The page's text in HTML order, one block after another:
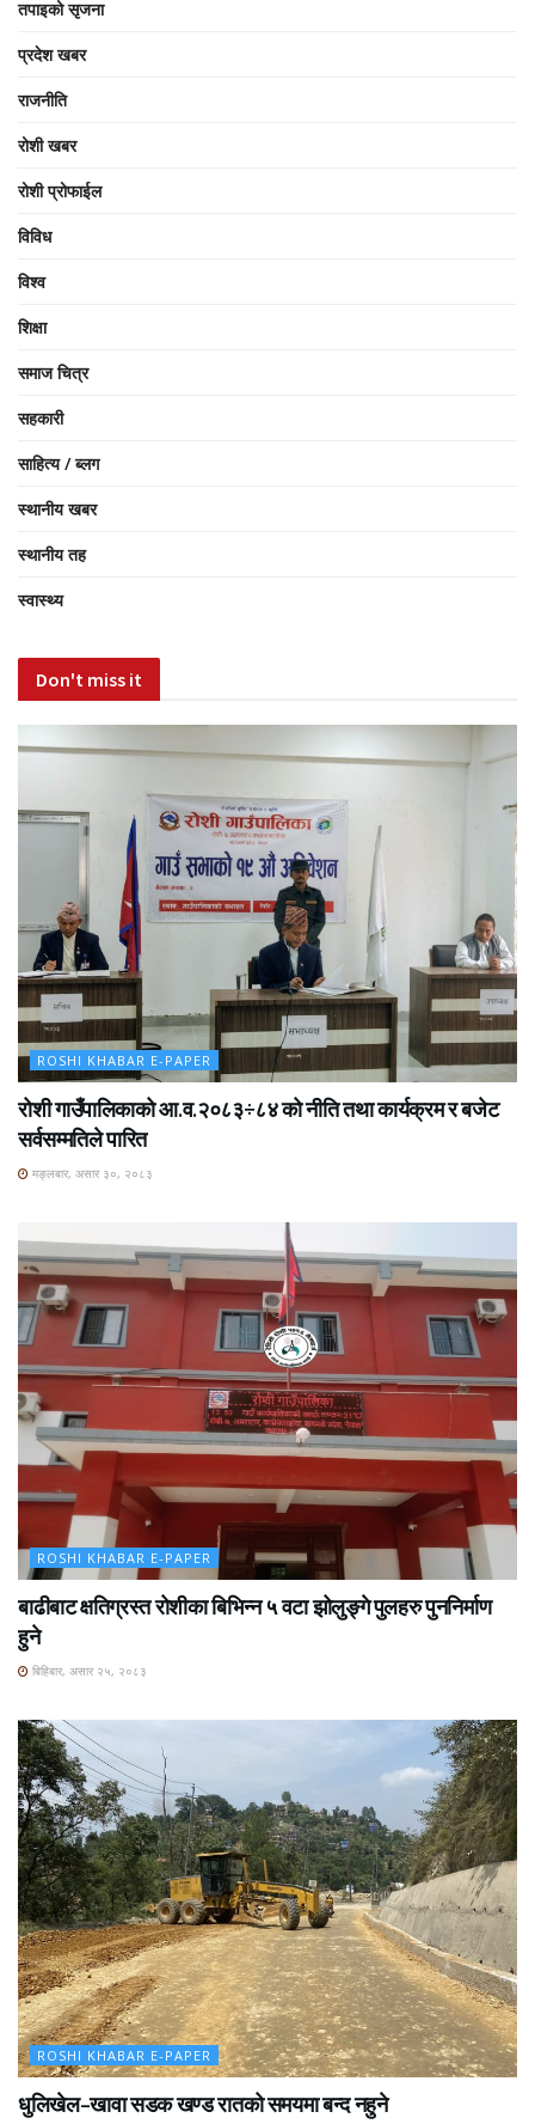
तपाइको सृजना
प्रदेश खबर
राजनीति
रोशी खबर
रोशी प्रोफाईल
विविध
विश्व
शिक्षा
समाज चित्र
सहकारी
साहित्य / ब्लग
स्थानीय खबर
स्थानीय तह
स्वास्थ्य
Don't miss it
ROSHI KHABAR E-PAPER
रोशी गाउँपालिकाको आ.व.२०८३÷८४ को नीति तथा कार्यक्रम र बजेट
सर्वसम्मतिले पारित
मङ्लबार, असार ३०, २०८३
ROSHI KHABAR E-PAPER
बाढीबाट क्षतिग्रस्त रोशीका बिभिन्न ५ वटा झोलुङ्गे पुलहरु पुननिर्माण
हुने
बिहिबार, असार २५, २०८३
ROSHI KHABAR E-PAPER
धुलिखेल–खावा सडक खण्ड रातको समयमा बन्द नहुने